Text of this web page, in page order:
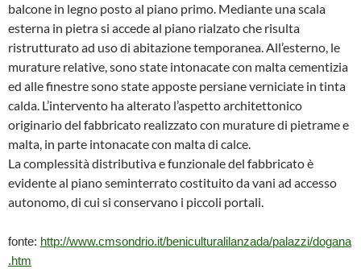
balcone in legno posto al piano primo. Mediante una scala
esterna in pietra si accede al piano rialzato che risulta
ristrutturato ad uso di abitazione temporanea. All’esterno, le
murature relative, sono state intonacate con malta cementizia
ed alle finestre sono state apposte persiane verniciate in tinta
calda. L’intervento ha alterato l’aspetto architettonico
originario del fabbricato realizzato con murature di pietrame e
malta, in parte intonacate con malta di calce.
La complessità distributiva e funzionale del fabbricato è
evidente al piano seminterrato costituito da vani ad accesso
autonomo, di cui si conservano i piccoli portali.
fonte: http://www.cmsondrio.it/beniculturalilanzada/palazzi/dogana
.htm